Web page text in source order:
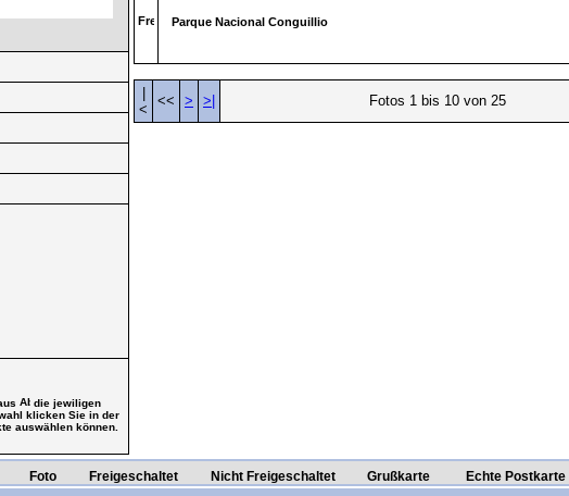
die jewiligen
klicken Sie in der
auswählen können.
Parque Nacional Conguillio
<
<< > >| Fotos 1 bis 10 von 25
Foto Freigeschaltet Nicht Freigeschaltet Grußkarte Echte Postkarte